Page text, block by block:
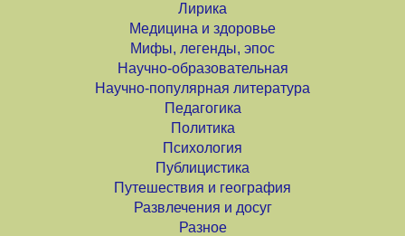
Лирика
Медицина и здоровье
Мифы, легенды, эпос
Научно-образовательная
Научно-популярная литература
Педагогика
Политика
Психология
Публицистика
Путешествия и география
Развлечения и досуг
Разное